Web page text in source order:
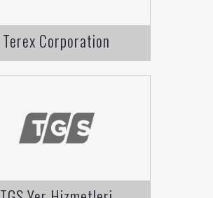
Terex Corporation